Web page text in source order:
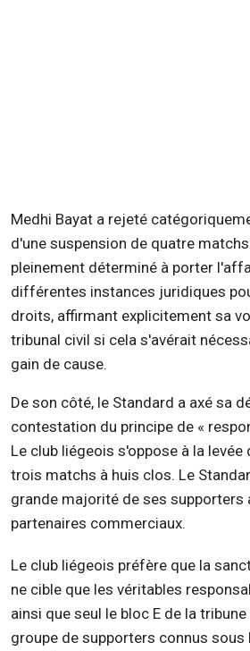
Medhi Bayat a rejeté
d'une suspension de quatre
pleinement déterminé à porter
différentes instances juridiques
droits, affirmant explicitement sa
tribunal civil si cela s'avérait
gain de cause.
De son côté, le Standard a axé sa
contestation du principe de «
Le club liégeois s'oppose à la
trois matchs à huis clos. Le
grande majorité de ses supporters
partenaires commerciaux.
Le club liégeois préfère que la
ne cible que les véritables
ainsi que seul le bloc E de la
groupe de supporters connus sous